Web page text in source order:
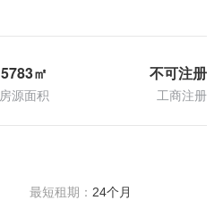
5783㎡
房源面积
不可注册
工商注册
最短租期： 24个月